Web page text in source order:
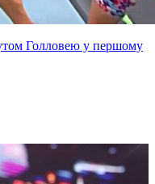
Голловею у першому